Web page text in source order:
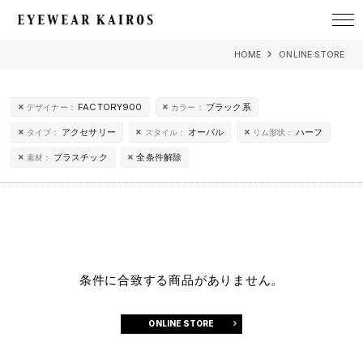
HOME ONLINE STORE
デザイナー： FACTORY900 カラー： ブラック系
タイプ： アクセサリー スタイル： オーバル リム形状： ハーフ
素材： プラスチック 全条件解除
条件に合致する商品がありません。
ONLINE STORE